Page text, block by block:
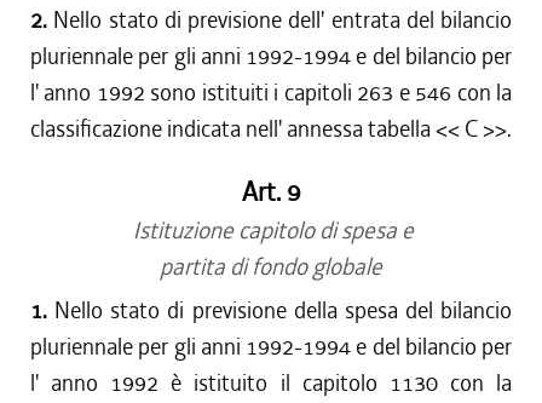
2. Nello stato di previsione dell' entrata del bilancio
pluriennale per gli anni 1992-1994 e del bilancio per
l' anno 1992 sono istituiti i capitoli 263 e 546 con la
classificazione indicata nell' annessa tabella << C >>.
Art. 9
Istituzione capitolo di spesa e
partita di fondo globale
1. Nello stato di previsione della spesa del bilancio
pluriennale per gli anni 1992-1994 e del bilancio per
l' anno 1992 è istituito il capitolo 1130 con la